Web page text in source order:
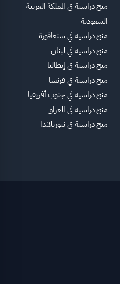
منح دراسية في المملكة العربية
السعودية
منح دراسية في سنغافورة
منح دراسية في لبنان
منح دراسية في إيطاليا
منح دراسية في فرنسا
منح دراسية في جنوب أفريقيا
منح دراسية في العراق
منح دراسية في نيوزيلاندا